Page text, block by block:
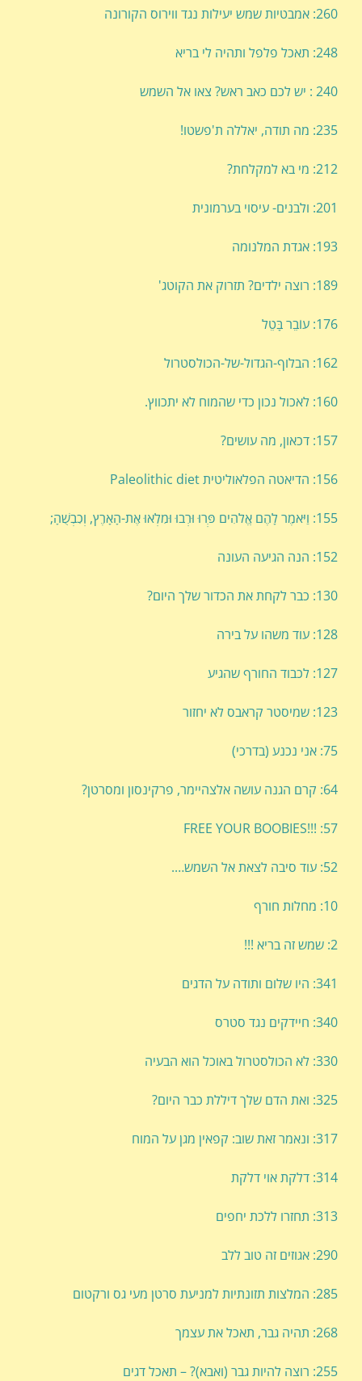
260: אמבטיות שמש יעילות נגד ווירוס הקורונה
248: תאכל פלפל ותהיה לי בריא
240 : יש לכם כאב ראש? צאו אל השמש
235: מה תודה, יאללה ת'פשטו!
212: מי בא למקלחת?
201: ולבנים- עיסוי בערמונית
193: אגדת המלנומה
189: רוצה ילדים? תזרוק את הקוטג'
176: עוֹבֵר בָּטֵל
162: הבלוף-הגדול-של-הכולסטרול
160: לאכול נכון כדי שהמוח לא יתכווץ.
157: דכאון, מה עושים?
156: הדיאטה הפלאוליטית Paleolithic diet
155: וַיֹּאמֶר לָהֶם אֱלֹהִים פְּרוּ וּרְבוּ וּמִלְאוּ אֶת-הָאָרֶץ, וְכִבְשֻׁהָ;
152: הנה הגיעה העונה
130: כבר לקחת את הכדור שלך היום?
128: עוד משהו על בירה
127: לכבוד החורף שהגיע
123: שמיסטר קראבס לא יחזור
75: אני נכנע (בדרכי)
64: קרם הגנה עושה אלצהיימר, פרקינסון ומסרטן?
57: !!!FREE YOUR BOOBIES
52: עוד סיבה לצאת אל השמש….
10: מחלות חורף
2: שמש זה בריא !!!
341: היו שלום ותודה על הדגים
340: חיידקים נגד סטרס
330: לא הכולסטרול באוכל הוא הבעיה
325: ואת הדם שלך דיללת כבר היום?
317: ונאמר זאת שוב: קפאין מגן על המוח
314: דלקת אוי דלקת
313: תחזרו ללכת יחפים
290: אגוזים זה טוב ללב
285: המלצות תזונתיות למניעת סרטן מעי גס ורקטום
268: תהיה גבר, תאכל את עצמך
255: רוצה להיות גבר (ואבא)? – תאכל דגים